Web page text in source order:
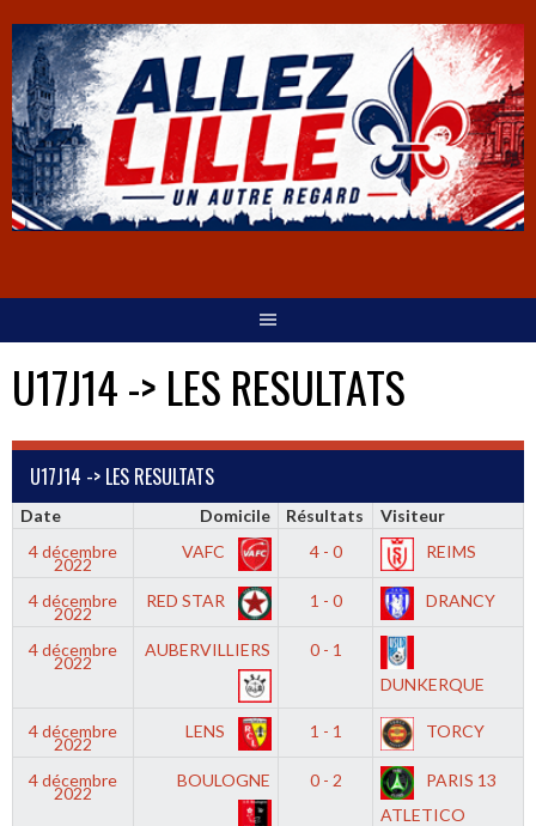
U17J14 -> LES RESULTATS
U17J14 -> LES RESULTATS
Date Domicile Résultats
Visiteur
4 décembre
2022
VAFC 4 - 0 REIMS
4 décembre
2022
RED STAR 1 - 0 DRANCY
4 décembre
2022
AUBERVILLIERS
0 - 1
DUNKERQUE
4 décembre
2022
LENS 1 - 1 TORCY
4 décembre
2022
BOULOGNE 0 - 2
PARIS 13
ATLETICO